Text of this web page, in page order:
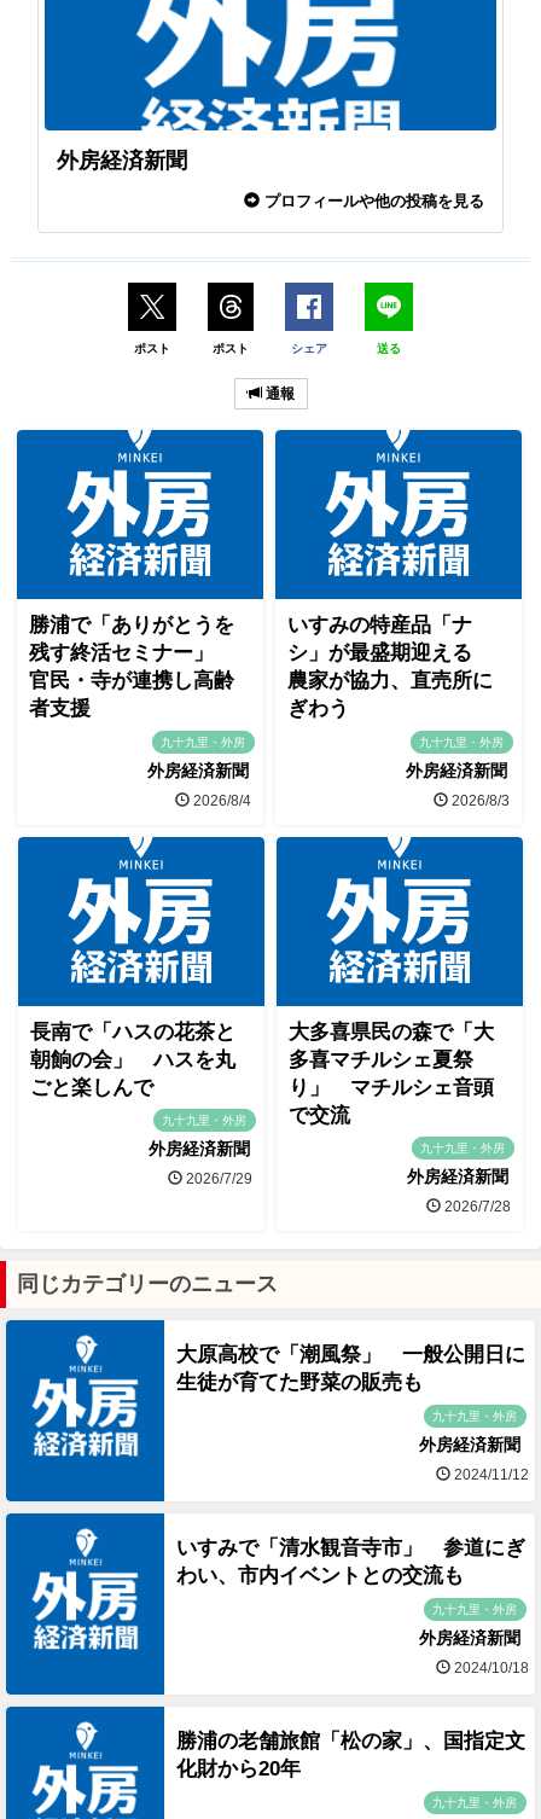
外房経済新聞
プロフィールや他の投稿を見る
ポスト ポスト シェア 送る
通報
勝浦で「ありがとうを
残す終活セミナー」
官民・寺が連携し高齢
者支援
九十九里・外房
外房経済新聞
2026/8/4
いすみの特産品「ナ
シ」が最盛期迎える
農家が協力、直売所に
ぎわう
九十九里・外房
外房経済新聞
2026/8/3
長南で「ハスの花茶と
朝餉の会」 ハスを丸
ごと楽しんで
九十九里・外房
外房経済新聞
2026/7/29
大多喜県民の森で「大
多喜マチルシェ夏祭
り」 マチルシェ音頭
で交流
九十九里・外房
外房経済新聞
2026/7/28
同じカテゴリーのニュース
大原高校で「潮風祭」 一般公開日に
生徒が育てた野菜の販売も
九十九里・外房
外房経済新聞
2024/11/12
いすみで「清水観音寺市」 参道にぎ
わい、市内イベントとの交流も
九十九里・外房
外房経済新聞
2024/10/18
勝浦の老舗旅館「松の家」、国指定文
化財から20年
九十九里・外房